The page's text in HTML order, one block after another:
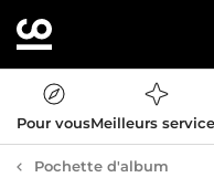
Pour vousMeilleurs
Pochette d'album